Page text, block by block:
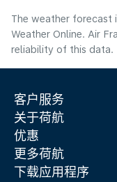
The weather forecast
Weather Online. Air
reliability of this data.
客户服务
关于荷航
优惠
更多荷航
下载应用程序